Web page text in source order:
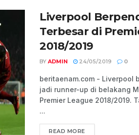
Liverpool
Terbesar di
2018/2019
BY ADMIN 24/05/2019 0
beritaenam.com - Liverpool
jadi runner-up di belakang
Premier League 2018/2019.
...
READ MORE